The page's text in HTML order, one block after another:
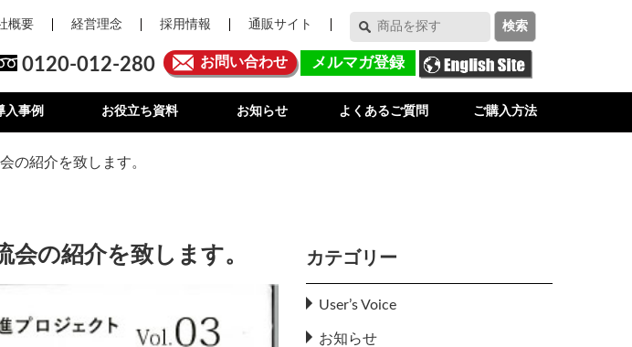
概要 経営理念 採用情報 通販サイト
0120-012-280 お問い合わせ メルマガ登録
入事例 お役立ち資料 お知らせ よくあるご質問 ご購入方法
の紹介を致します。
の紹介を致します。 カテゴリー
User’s Voice
お知らせ